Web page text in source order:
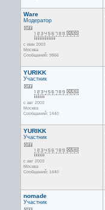
Ware
Модератор
с июн 2003
Москва
Сообщений: 9866
YURIKK
Участник
с авг 2003
Москва
Сообщений: 1440
YURIKK
Участник
с авг 2003
Москва
Сообщений: 1440
nomade
Участник